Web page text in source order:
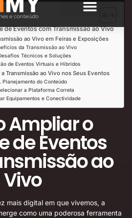
Leitura
de Eventos com Transmissão ao Vivo
ao Vivo em Feiras e Exposições
da Transmissão ao Vivo
Técnicos e Soluções
de Eventos Virtuais e Híbridos
Transmissão ao Vivo nos Seus Eventos
Planejamento do Conteúdo
a Plataforma Correta
Equipamentos e Conectividade
Ampliar o
de Eventos
ao
Vivo
mais digital em que vivemos, a
como uma poderosa ferramenta